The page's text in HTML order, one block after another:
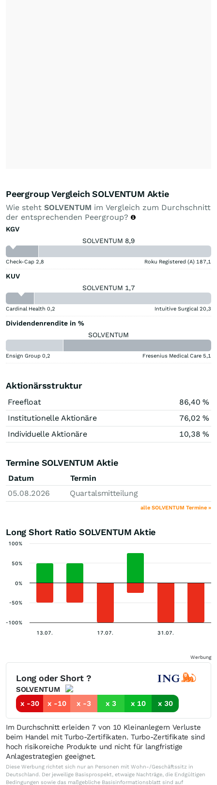
Peergroup Vergleich SOLVENTUM Aktie
Wie steht SOLVENTUM im Vergleich zum Durchschnitt
der entsprechenden Peergroup?
KGV
SOLVENTUM 8,9
Check-Cap 2,8 Roku Registered (A) 187,1
KUV
SOLVENTUM 1,7
Cardinal Health 0,2 Intuitive Surgical 20,3
Dividendenrendite in %
SOLVENTUM
Ensign Group 0,2 Fresenius Medical Care 5,1
Aktionärsstruktur
Freefloat
86,40 %
Institutionelle Aktionäre
76,02 %
Individuelle Aktionäre
10,38 %
Termine SOLVENTUM Aktie
Datum
Termin
05.08.2026
Quartalsmitteilung
alle SOLVENTUM Termine »
Long Short Ratio SOLVENTUM Aktie
13.07. 17.07. 31.07.
-100%
-50%
0%
50%
100%
Werbung
Long oder Short ?
SOLVENTUM
x -30
x -10 x -3 x 3 x 10 x 30
Im Durchschnitt erleiden 7 von 10 Kleinanlegern Verluste
beim Handel mit Turbo-Zertifikaten. Turbo-Zertifikate sind
hoch risikoreiche Produkte und nicht für langfristige
Anlagestrategien geeignet.
Diese Werbung richtet sich nur an Personen mit Wohn-/Geschäftssitz in
Deutschland. Der jeweilige Basisprospekt, etwaige Nachträge, die Endgültigen
Bedingungen sowie das maßgebliche Basisinformationsblatt sind auf